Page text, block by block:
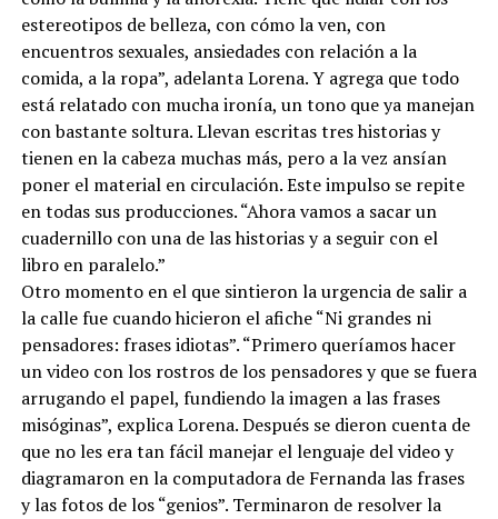
estereotipos de belleza, con cómo la ven, con
encuentros sexuales, ansiedades con relación a la
comida, a la ropa”, adelanta Lorena. Y agrega que todo
está relatado con mucha ironía, un tono que ya manejan
con bastante soltura. Llevan escritas tres historias y
tienen en la cabeza muchas más, pero a la vez ansían
poner el material en circulación. Este impulso se repite
en todas sus producciones. “Ahora vamos a sacar un
cuadernillo con una de las historias y a seguir con el
libro en paralelo.”
Otro momento en el que sintieron la urgencia de salir a
la calle fue cuando hicieron el afiche “Ni grandes ni
pensadores: frases idiotas”. “Primero queríamos hacer
un video con los rostros de los pensadores y que se fuera
arrugando el papel, fundiendo la imagen a las frases
misóginas”, explica Lorena. Después se dieron cuenta de
que no les era tan fácil manejar el lenguaje del video y
diagramaron en la computadora de Fernanda las frases
y las fotos de los “genios”. Terminaron de resolver la